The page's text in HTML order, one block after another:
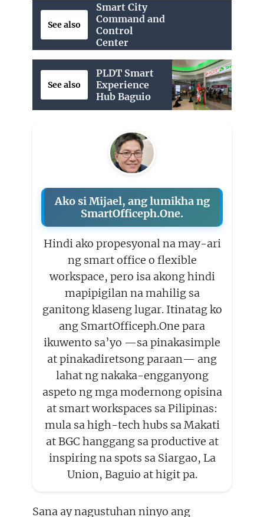
See also
Smart City
Command and
Control
Center
See also
PLDT Smart
Experience
Hub Baguio
Ako si Mijael, ang lumikha ng
SmartOfficeph.One.
Hindi ako propesyonal na may-ari
ng smart office o flexible
workspace, pero isa akong hindi
mapipigilan na mahilig sa
ganitong klaseng lugar. Itinatag ko
ang SmartOfficeph.One para
ikuwento sa’yo —sa pinakasimple
at pinakadiretsong paraan— ang
lahat ng nakaka-engganyong
aspeto ng mga modernong opisina
at smart workspaces sa Pilipinas:
mula sa high-tech hubs sa Makati
at BGC hanggang sa productive at
inspiring na spots sa Siargao, La
Union, Baguio at higit pa.
Sana ay nagustuhan ninyo ang